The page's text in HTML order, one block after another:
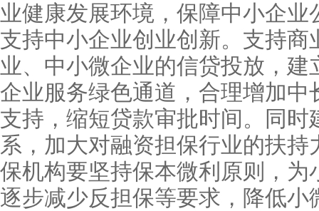
业健康发展环境，保障中小企业
支持中小企业创业创新。支持商
业、中小微企业的信贷投放，建
企业服务绿色通道，合理增加中
支持，缩短贷款审批时间。同时
系，加大对融资担保行业的扶持
保机构要坚持保本微利原则，为
逐步减少反担保等要求，降低小